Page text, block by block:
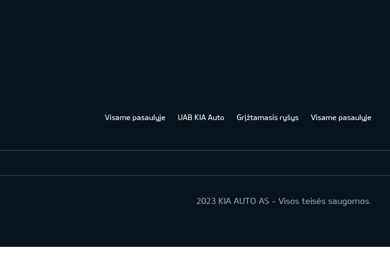
Visame pasaulyje UAB KIA Auto Grįžtamasis ryšys Visame pasaulyje
2023 KIA AUTO AS - Visos teisės saugomos.